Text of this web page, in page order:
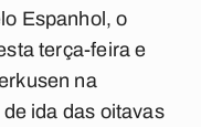
Espanhol, o
terça-feira e
na
ida das oitavas